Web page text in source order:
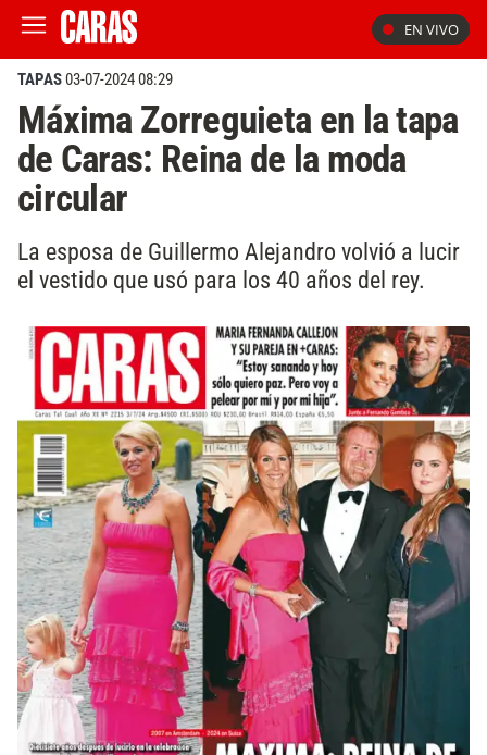
EN VIVO
TAPAS03-07-2024 08:29
Máxima Zorreguieta en la tapa
de Caras: Reina de la moda
circular
La esposa de Guillermo Alejandro volvió a lucir
el vestido que usó para los 40 años del rey.